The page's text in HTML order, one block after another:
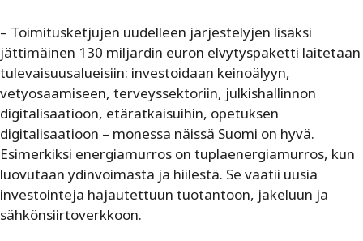
– Toimitusketjujen uudelleen järjestelyjen lisäksi
jättimäinen 130 miljardin euron elvytyspaketti laitetaan
tulevaisuusalueisiin: investoidaan keinoälyyn,
vetyosaamiseen, terveyssektoriin, julkishallinnon
digitalisaatioon, etäratkaisuihin, opetuksen
digitalisaatioon – monessa näissä Suomi on hyvä.
Esimerkiksi energiamurros on tuplaenergiamurros, kun
luovutaan ydinvoimasta ja hiilestä. Se vaatii uusia
investointeja hajautettuun tuotantoon, jakeluun ja
sähkönsiirtoverkkoon.